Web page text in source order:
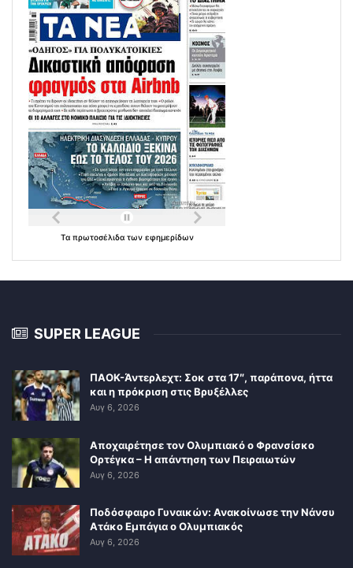
Τα πρωτοσέλιδα των εφημερίδων
SUPER LEAGUE
ΠΑΟΚ-Άντερλεχτ: Σοκ στα 17″, παράπονα, ήττα
και η πρόκριση στις Βρυξέλλες
Αυγ 6, 2026
Αποχαιρέτησε τον Ολυμπιακό ο Φρανσίσκο
Ορτέγκα – Η απάντηση των Πειραιωτών
Αυγ 6, 2026
Ποδόσφαιρο Γυναικών: Ανακοίνωσε την Νάνσυ
Ατάκο Εμπάγια ο Ολυμπιακός
Αυγ 6, 2026